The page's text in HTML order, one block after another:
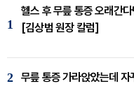
1
헬스 후 무릎 통증 오래간
[김상범 원장 칼럼]
2